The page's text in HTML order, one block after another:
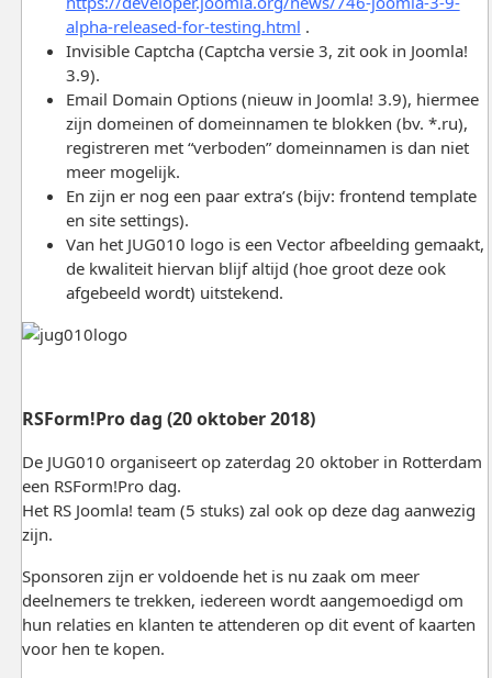
alpha-released-for-testing.html .
Invisible Captcha (Captcha versie 3, zit ook in Joomla!
3.9).
Email Domain Options (nieuw in Joomla! 3.9), hiermee
zijn domeinen of domeinnamen te blokken (bv. *.ru),
registreren met “verboden” domeinnamen is dan niet
meer mogelijk.
En zijn er nog een paar extra’s (bijv: frontend template
en site settings).
Van het JUG010 logo is een Vector afbeelding gemaakt,
de kwaliteit hiervan blijf altijd (hoe groot deze ook
afgebeeld wordt) uitstekend.
RSForm!Pro dag (20 oktober 2018)
De JUG010 organiseert op zaterdag 20 oktober in Rotterdam
een RSForm!Pro dag.
Het RS Joomla! team (5 stuks) zal ook op deze dag aanwezig
zijn.
Sponsoren zijn er voldoende het is nu zaak om meer
deelnemers te trekken, iedereen wordt aangemoedigd om
hun relaties en klanten te attenderen op dit event of kaarten
voor hen te kopen.